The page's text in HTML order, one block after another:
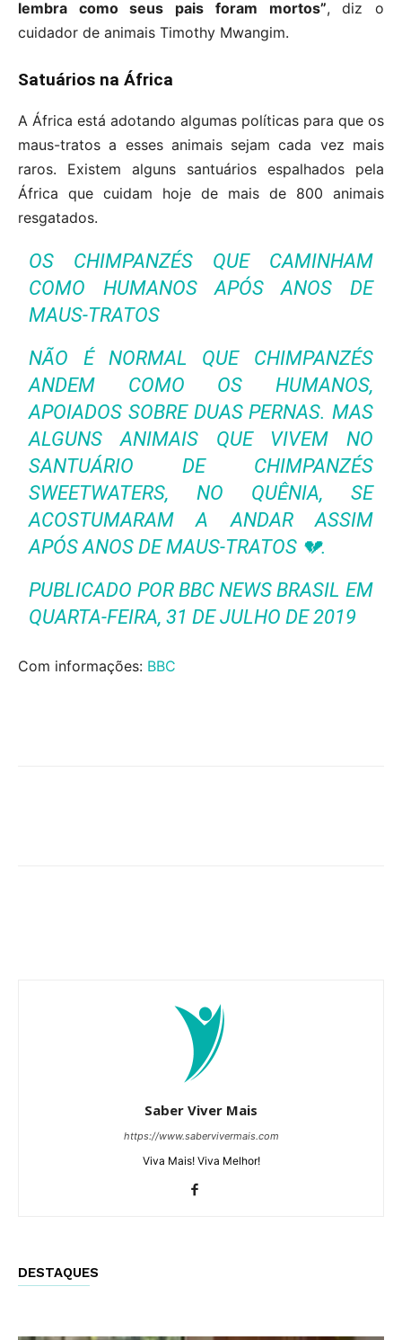
lembra como seus pais foram mortos”, diz o
cuidador de animais Timothy Mwangim.
Satuários na África
A África está adotando algumas políticas para que os
maus-tratos a esses animais sejam cada vez mais
raros. Existem alguns santuários espalhados pela
África que cuidam hoje de mais de 800 animais
resgatados.
OS CHIMPANZÉS QUE CAMINHAM
COMO HUMANOS APÓS ANOS DE
MAUS-TRATOS
NÃO É NORMAL QUE CHIMPANZÉS
ANDEM COMO OS HUMANOS,
APOIADOS SOBRE DUAS PERNAS. MAS
ALGUNS ANIMAIS QUE VIVEM NO
SANTUÁRIO DE CHIMPANZÉS
SWEETWATERS, NO QUÊNIA, SE
ACOSTUMARAM A ANDAR ASSIM
APÓS ANOS DE MAUS-TRATOS 💔.
PUBLICADO POR BBC NEWS BRASIL EM
QUARTA-FEIRA, 31 DE JULHO DE 2019
Com informações: BBC
Saber Viver Mais
https://www.sabervivermais.com
Viva Mais! Viva Melhor!
DESTAQUES